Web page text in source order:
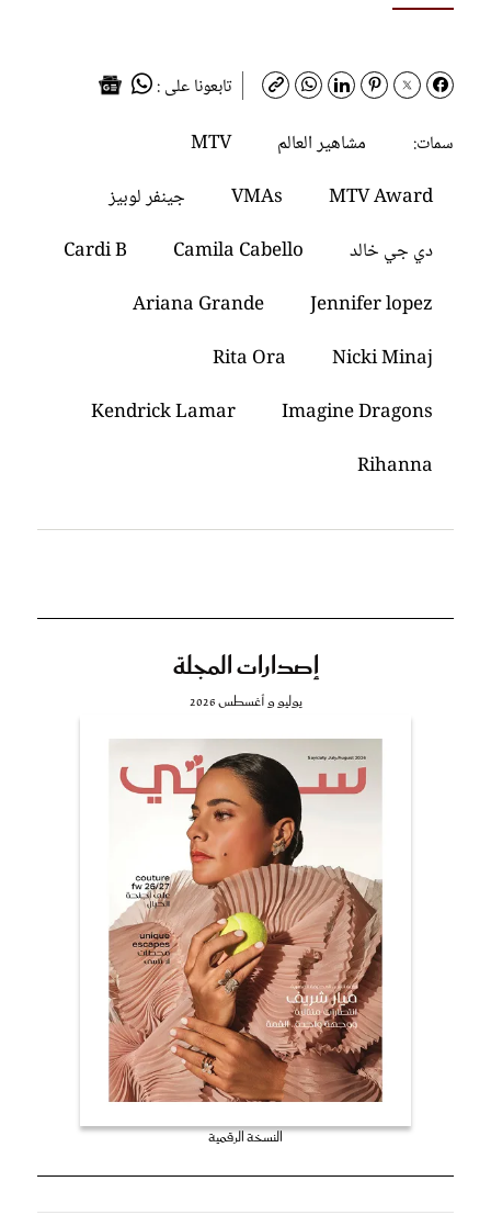
تابعونا على :
سمات:
مشاهير العالم
MTV
MTV Award
VMAs
جينفر لوبيز
دي جي خالد
Camila Cabello
Cardi B
Jennifer lopez
Ariana Grande
Nicki Minaj
Rita Ora
Imagine Dragons
Kendrick Lamar
Rihanna
إصدارات المجلة
يوليو و أغسطس 2026
النسخة الرقمية